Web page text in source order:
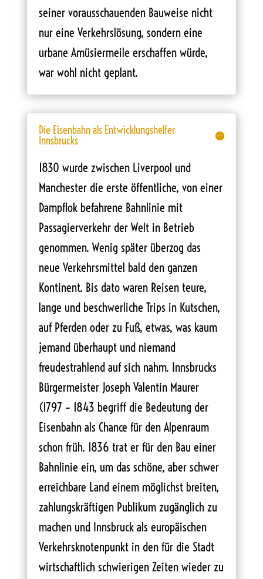
seiner vorausschauenden Bauweise nicht
nur eine Verkehrslösung, sondern eine
urbane Amüsiermeile erschaffen würde,
war wohl nicht geplant.
Die Eisenbahn als Entwicklungshelfer
Innsbrucks
1830 wurde zwischen Liverpool und
Manchester die erste öffentliche, von einer
Dampflok befahrene Bahnlinie mit
Passagierverkehr der Welt in Betrieb
genommen. Wenig später überzog das
neue Verkehrsmittel bald den ganzen
Kontinent. Bis dato waren Reisen teure,
lange und beschwerliche Trips in Kutschen,
auf Pferden oder zu Fuß, etwas, was kaum
jemand überhaupt und niemand
freudestrahlend auf sich nahm. Innsbrucks
Bürgermeister Joseph Valentin Maurer
(1797 – 1843 begriff die Bedeutung der
Eisenbahn als Chance für den Alpenraum
schon früh. 1836 trat er für den Bau einer
Bahnlinie ein, um das schöne, aber schwer
erreichbare Land einem möglichst breiten,
zahlungskräftigen Publikum zugänglich zu
machen und Innsbruck als europäischen
Verkehrsknotenpunkt in den für die Stadt
wirtschaftlich schwierigen Zeiten wieder zu